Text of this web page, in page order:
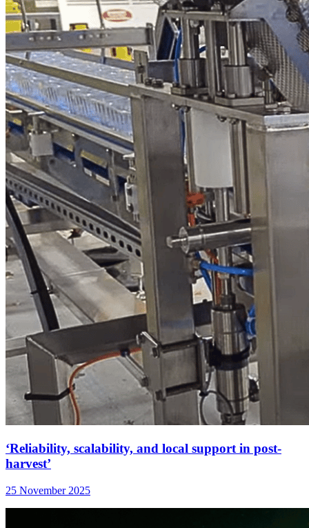
‘Reliability, scalability, and local support in post-
harvest’
25 November 2025